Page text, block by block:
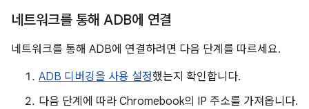
네트워크를 통해 ADB에 연결
네트워크를 통해 ADB에 연결하려면 다음 단계를 따르세요.
ADB 디버깅을 사용 설정했는지 확인합니다.
다음 단계에 따라 Chromebook의 IP 주소를 가져옵니다.